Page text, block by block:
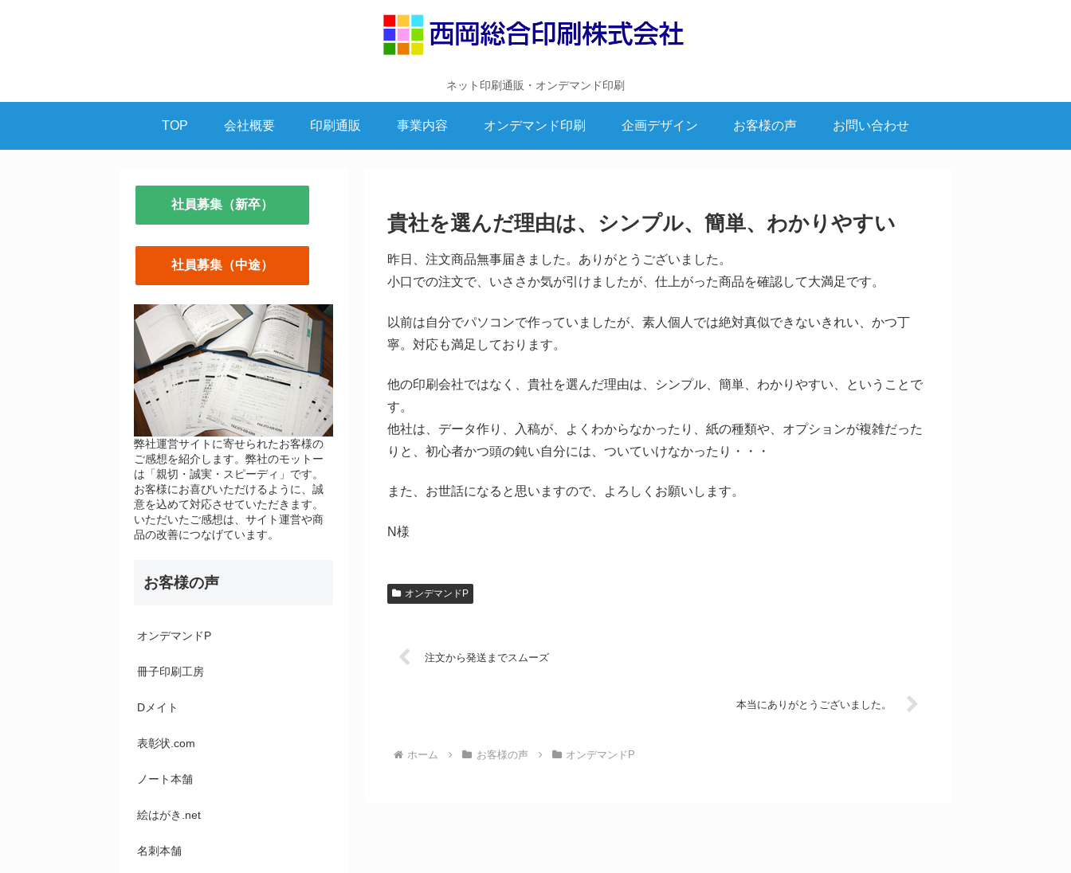
ネット印刷通販・オンデマンド印刷
TOP 会社概要 印刷通販 事業内容 オンデマンド印刷 企画デザイン お客様の声 お問い合わせ
貴社を選んだ理由は、シンプル、簡単、わかりやすい
昨日、注文商品無事届きました。ありがとうございました。
小口での注文で、いささか気が引けましたが、仕上がった商品を確認して大満足です。
以前は自分でパソコンで作っていましたが、素人個人では絶対真似できないきれい、かつ丁
寧。対応も満足しております。
他の印刷会社ではなく、貴社を選んだ理由は、シンプル、簡単、わかりやすい、ということで
す。
他社は、データ作り、入稿が、よくわからなかったり、紙の種類や、オプションが複雑だった
りと、初心者かつ頭の鈍い自分には、ついていけなかったり・・・
また、お世話になると思いますので、よろしくお願いします。
N様
オンデマンドP
注文から発送までスムーズ
本当にありがとうございました。
ホーム お客様の声 オンデマンドP
社員募集（新卒）
社員募集（中途）
弊社運営サイトに寄せられたお客様の
ご感想を紹介します。弊社のモットー
は「親切・誠実・スピーディ」です。
お客様にお喜びいただけるように、誠
意を込めて対応させていただきます。
いただいたご感想は、サイト運営や商
品の改善につなげています。
お客様の声
オンデマンドP
冊子印刷工房
Dメイト
表彰状.com
ノート本舗
絵はがき.net
名刺本舗